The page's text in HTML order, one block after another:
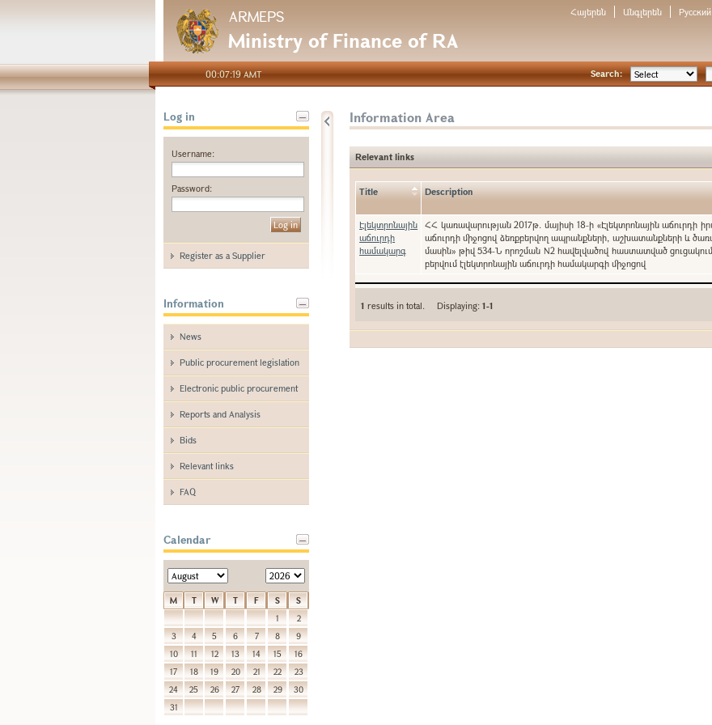
ARMEPS
Ministry of Finance of RA
Հայերեն Անգլերեն Русский
00:07:19 AMT Search:
Log in
Username:
Password:
Register as a Supplier
Information
News
Public procurement legislation
Electronic public procurement
Reports and Analysis
Bids
Relevant links
FAQ
Calendar
M T W T F S
S
1
2
3
4 5 6 7 8
9
10
11 12 13 14 15
16
17
18 19 20 21 22
23
24
25 26 27 28 29
30
31
Information Area
Relevant links
Title Description
Էլեկտրոնային
աճուրդի
համակարգ
ՀՀ կառավարության 2017թ. մայիսի 18-ի «Էլեկտրոնային աճուրդի
աճուրդի միջոցով ձեռքբերվող ապրանքների, աշխատանքների և
մասին» թիվ 534-Ն որոշման N2 հավելվածով հաստատված
բերվում էլեկտրոնային աճուրդի համակարգի միջոցով
1 results in total. Displaying:1-1